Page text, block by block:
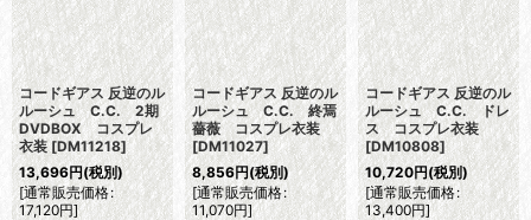
絞り込む
コードギアス 反逆のル
ルーシュ C.C. 2期
DVDBOX コスプレ
衣装 [DM11218]
13,696円(税別)
[通常販売価格:
17,120円]
コードギアス 反逆のル
ルーシュ C.C. 終焉
薔薇 コスプレ衣装
[DM11027]
8,856円(税別)
[通常販売価格:
11,070円]
コードギアス 反逆のル
ルーシュ C.C. ドレ
ス コスプレ衣装
[DM10808]
10,720円(税別)
[通常販売価格:
13,400円]